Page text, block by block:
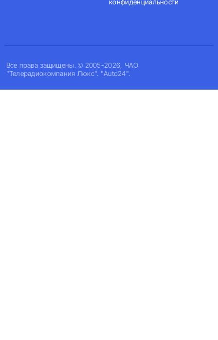
Все права защищены. © 2005-2026, ЧАО
"Телерадиокомпания Люкс". "Auto24".
конфиденциальности